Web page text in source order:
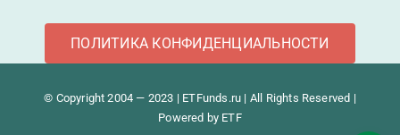
ПОЛИТИКА КОНФИДЕНЦИАЛЬНОСТИ
© Copyright 2004 — 2023 | ETFunds.ru | All Rights Reserved |
Powered by ETF